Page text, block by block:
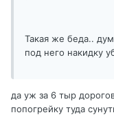
Такая же беда..
под него накидку
да уж за 6 тыр
попогрейку туда